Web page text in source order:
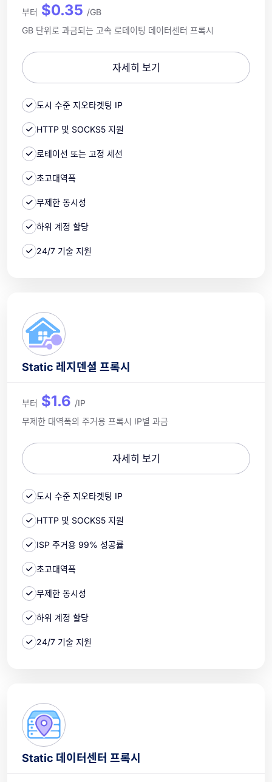
부터 $0.35 /GB
GB 단위로 과금되는 고속 로테이팅 데이터센터 프록시
자세히 보기
도시 수준 지오타겟팅 IP
HTTP 및 SOCKS5 지원
로테이션 또는 고정 세션
초고대역폭
무제한 동시성
하위 계정 할당
24/7 기술 지원
Static 레지덴셜 프록시
부터 $1.6 /IP
무제한 대역폭의 주거용 프록시 IP별 과금
자세히 보기
도시 수준 지오타겟팅 IP
HTTP 및 SOCKS5 지원
ISP 주거용 99% 성공률
초고대역폭
무제한 동시성
하위 계정 할당
24/7 기술 지원
Static 데이터센터 프록시